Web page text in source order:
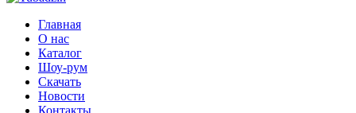
Главная
О нас
Каталог
Шоу-рум
Скачать
Новости
Контакты